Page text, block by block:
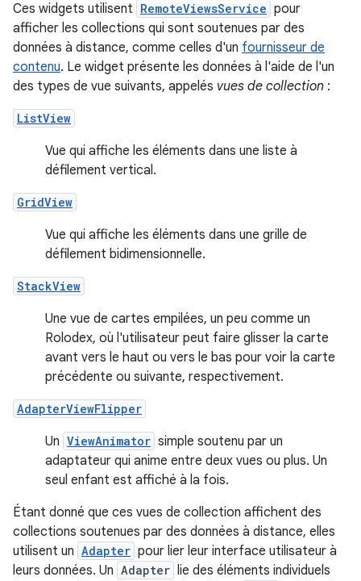
Ces widgets utilisent RemoteViewsService pour
afficher les collections qui sont soutenues par des
données à distance, comme celles d'un fournisseur de
contenu. Le widget présente les données à l'aide de l'un
des types de vue suivants, appelés vues de collection :
ListView
Vue qui affiche les éléments dans une liste à
défilement vertical.
GridView
Vue qui affiche les éléments dans une grille de
défilement bidimensionnelle.
StackView
Une vue de cartes empilées, un peu comme un
Rolodex, où l'utilisateur peut faire glisser la carte
avant vers le haut ou vers le bas pour voir la carte
précédente ou suivante, respectivement.
AdapterViewFlipper
Un ViewAnimator simple soutenu par un
adaptateur qui anime entre deux vues ou plus. Un
seul enfant est affiché à la fois.
Étant donné que ces vues de collection affichent des
collections soutenues par des données à distance, elles
utilisent un Adapter pour lier leur interface utilisateur à
leurs données. Un Adapter lie des éléments individuels